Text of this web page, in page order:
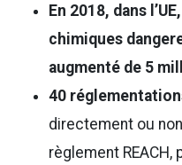
En 2018, dans
chimiques
augmenté de 5
40
directement ou
règlement